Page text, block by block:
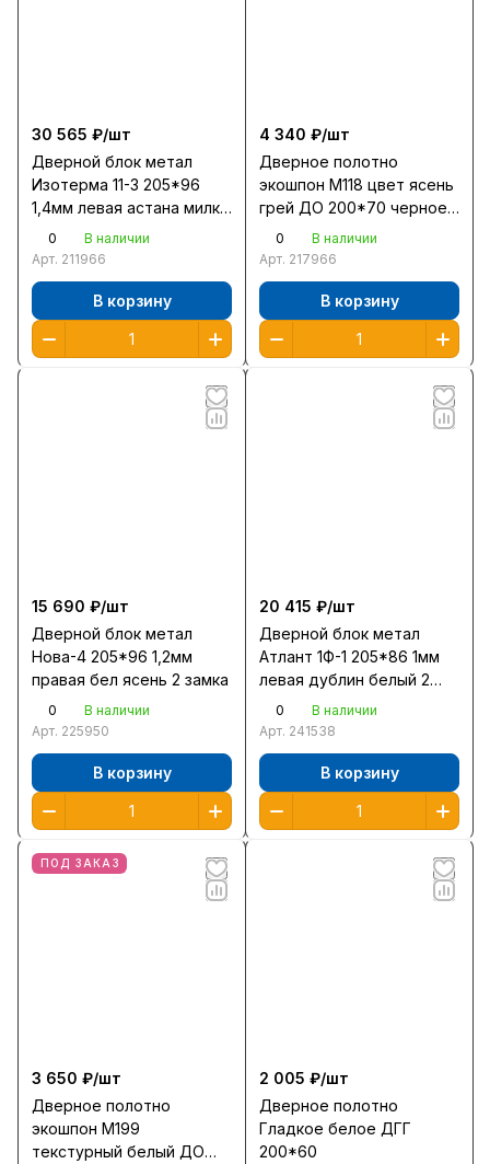
30 565 ₽/шт
Дверной блок метал
Изотерма 11-3 205*96
1,4мм левая астана милки
2 замка
0
В наличии
Арт. 211966
В корзину
4 340 ₽/шт
Дверное полотно
экошпон М118 цвет ясень
грей ДО 200*70 черное
стекло
0
В наличии
Арт. 217966
В корзину
15 690 ₽/шт
Дверной блок метал
Нова-4 205*96 1,2мм
правая бел ясень 2 замка
0
В наличии
Арт. 225950
В корзину
20 415 ₽/шт
Дверной блок метал
Атлант 1Ф-1 205*86 1мм
левая дублин белый 2
замка
0
В наличии
Арт. 241538
В корзину
ПОД ЗАКАЗ
3 650 ₽/шт
Дверное полотно
экошпон М199
текстурный белый ДО
2 005 ₽/шт
Дверное полотно
Гладкое белое ДГГ
200*60